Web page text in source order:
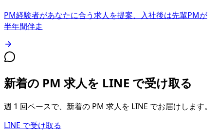
PM経験者があなたに合う求人を提案、入社後は先輩PMが
半年間伴走
新着の PM 求人を LINE で受け取る
週 1 回ペースで、新着の PM 求人を LINE でお届けします。
LINE で受け取る